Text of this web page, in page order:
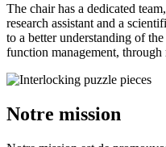
The chair has a dedicated
research assistant and a
to a better understanding of
function management, through
Notre mission